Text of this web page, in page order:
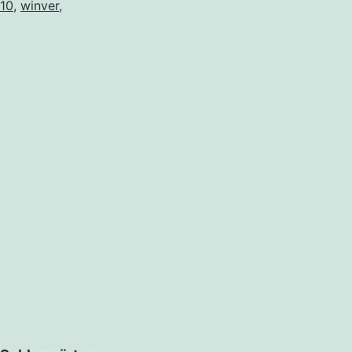
, winver,